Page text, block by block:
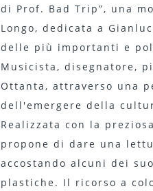
di Prof. Bad Trip”, una
Longo, dedicata a
delle più importanti e
Musicista, disegnatore,
Ottanta, attraverso una
dell'emergere della
Realizzata con la
propone di dare una
accostando alcuni dei
plastiche. Il ricorso a